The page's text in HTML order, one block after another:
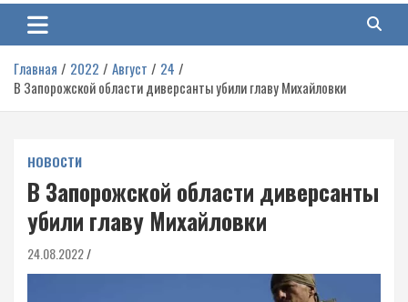
Главная 2022 Август
24
В Запорожской области диверсанты убили главу Михайловки
НОВОСТИ
В Запорожской области диверсанты
убили главу Михайловки
24.08.2022